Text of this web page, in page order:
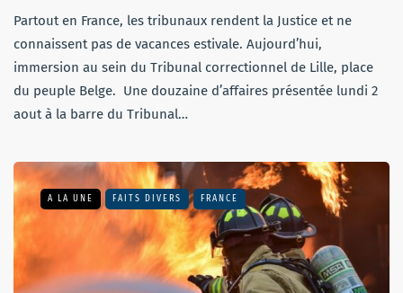
Partout en France, les tribunaux rendent la Justice et ne
connaissent pas de vacances estivale. Aujourd’hui,
immersion au sein du Tribunal correctionnel de Lille, place
du peuple Belge. Une douzaine d’affaires présentée lundi 2
aout à la barre du Tribunal…
A LA UNE FAITS DIVERS FRANCE